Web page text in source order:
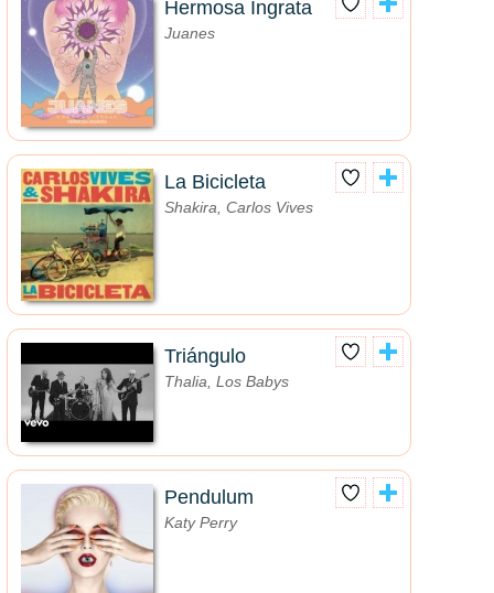
Hermosa Ingrata
Juanes
La Bicicleta
Shakira, Carlos Vives
Triángulo
Thalia, Los Babys
Pendulum
Katy Perry